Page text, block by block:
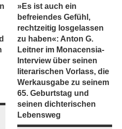
»Es ist auch ein
befreiendes Gefühl,
rechtzeitig losgelassen
zu haben«: Anton G.
Leitner im Monacensia-
Interview über seinen
literarischen Vorlass, die
Werkausgabe zu seinem
65. Geburtstag und
seinen dichterischen
Lebensweg